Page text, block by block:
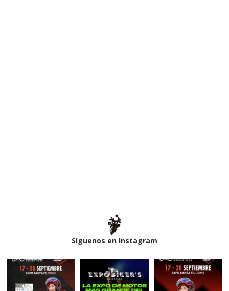
Síguenos en Instagram